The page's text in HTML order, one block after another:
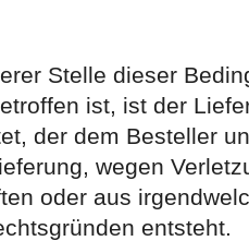
Stelle dieser
ist, ist der
der dem Besteller
wegen
oder aus
entsteht.